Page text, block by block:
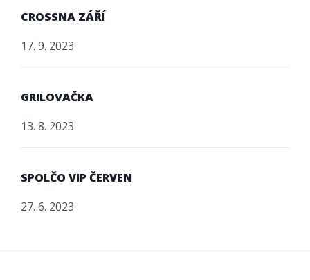
CROSSNA ZÁŘÍ
17. 9. 2023
GRILOVAČKA
13. 8. 2023
SPOLČO VIP ČERVEN
27. 6. 2023